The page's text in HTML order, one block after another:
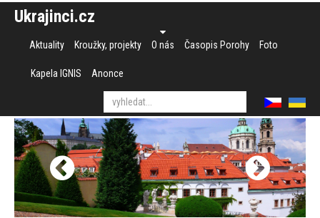
Ukrajinci.cz
Aktuality Kroužky, projekty O nás Časopis Porohy Foto
Kapela IGNIS Anonce